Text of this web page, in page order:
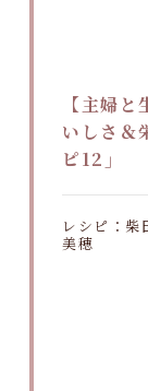
【主婦
いしさ＆
ピ12」
レシピ：柴
美穂